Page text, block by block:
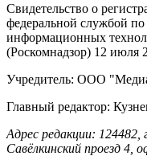
Свидетельство о
федеральной службой по
информационных
(Роскомнадзор) 12 июля
Учредитель: ООО
Главный редактор:
Адрес редакции: 124482,
Савёлкинский проезд 4,